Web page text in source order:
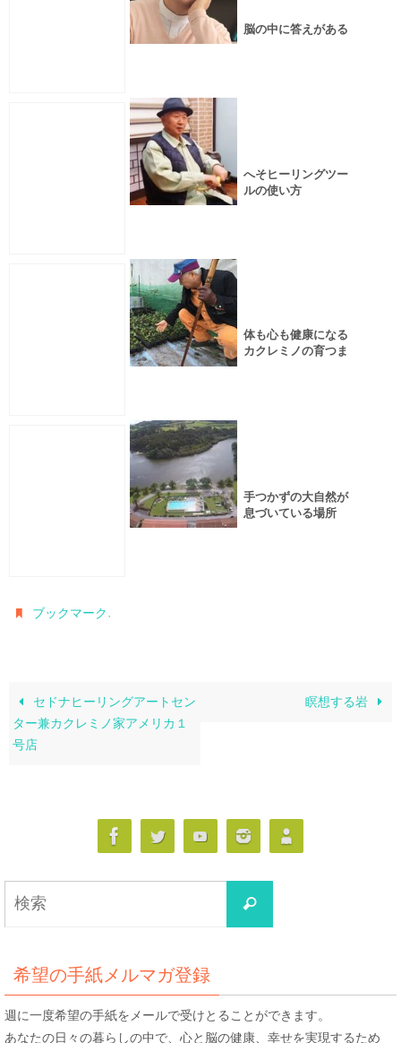
脳の中に答えがある
へそヒーリングツー
ルの使い方
体も心も健康になる
カクレミノの育つま
手つかずの大自然が
息づいている場所
ブックマーク.
セドナヒーリングアートセン
ター兼カクレミノ家アメリカ１
号店
瞑想する岩
検
索
希望の手紙メルマガ登録
週に一度希望の手紙をメールで受けとることができます。
あなたの日々の暮らしの中で、心と脳の健康、幸せを実現するため